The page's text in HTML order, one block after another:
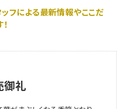
フによる最新情報やここだ
御礼